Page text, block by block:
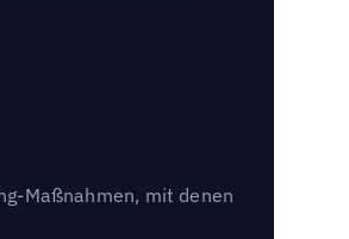
Maßnahmen, mit denen